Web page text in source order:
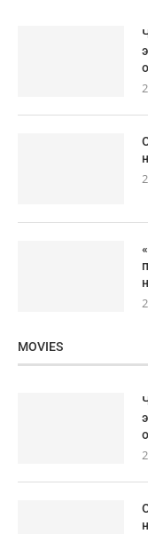
MOVIES